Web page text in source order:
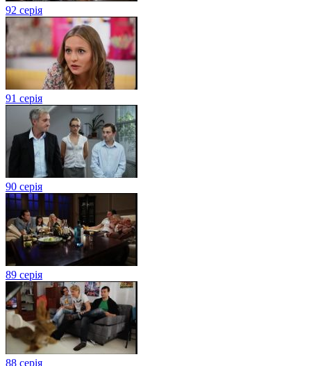
92 серія
91 серія
90 серія
89 серія
88 серія